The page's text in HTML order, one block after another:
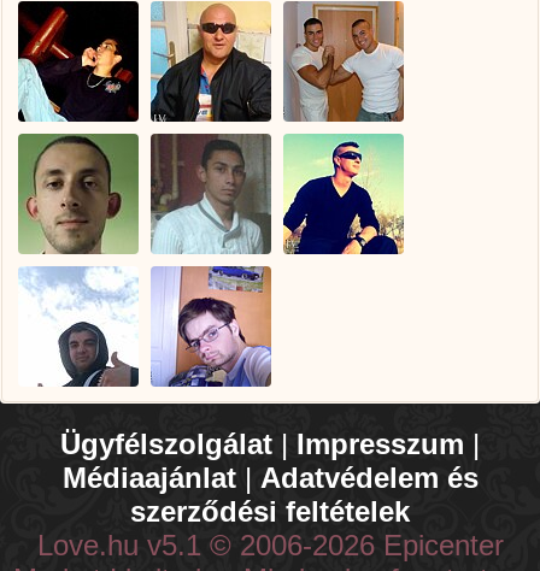
Ügyfélszolgálat | Impresszum |
Médiaajánlat| Adatvédelem és
szerződési feltételek
Love.hu v5.1 © 2006-2026 Epicenter